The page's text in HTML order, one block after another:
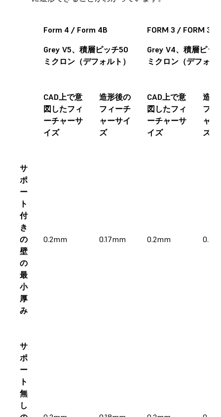
Form 4 / Form 4B
Grey V5、積層ピッチ50
ミクロン（デフォルト）
FORM 3 / FORM 3B
Grey V4、積層ピッ
ミクロン（デフォル
CAD上で意
図したフィ
ーチャーサ
イズ
造形後の
フィーチ
ャーサイ
ズ
CAD上で意
図したフィ
ーチャーサ
イズ
造形
フィ
ャー
ズ
サ
ポ
ー
ト
付
き
の
壁
の
最
小
厚
み
0.2mm 0.17mm 0.2mm
サ
ポ
ー
ト
無
し